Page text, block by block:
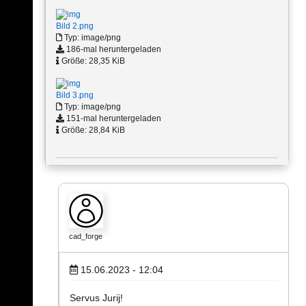
Bild 2.png
Typ: image/png
186-mal heruntergeladen
Größe: 28,35 KiB
Bild 3.png
Typ: image/png
151-mal heruntergeladen
Größe: 28,84 KiB
cad_forge
15.06.2023 - 12:04
Servus Jurij!